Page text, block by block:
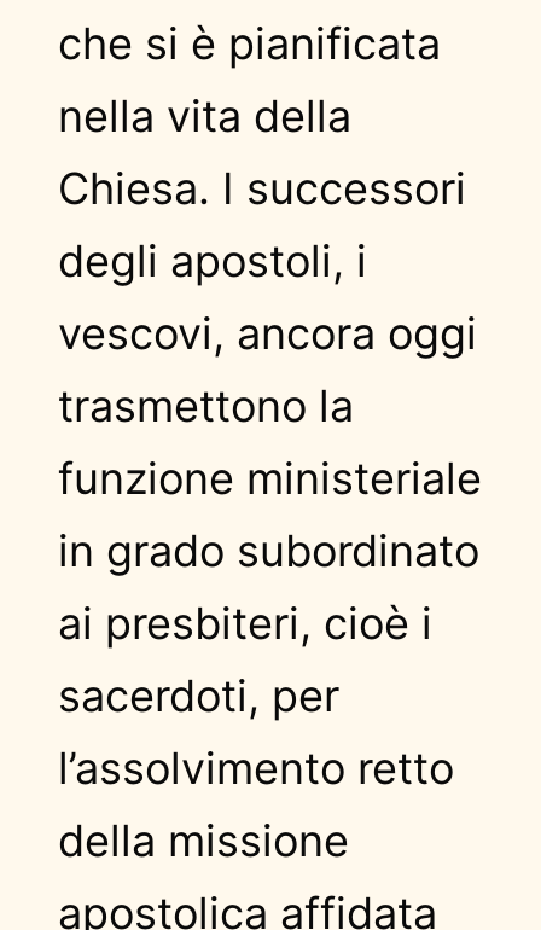
che si è pianificata
nella vita della
Chiesa. I successori
degli apostoli, i
vescovi, ancora oggi
trasmettono la
funzione ministeriale
in grado subordinato
ai presbiteri, cioè i
sacerdoti, per
l’assolvimento retto
della missione
apostolica affidata